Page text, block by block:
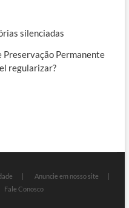
silenciadas
Preservação Permanente
regularizar?
Anuncie em nosso site
Fale Conosco